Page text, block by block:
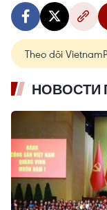
Theo dõi
НОВОСТИ